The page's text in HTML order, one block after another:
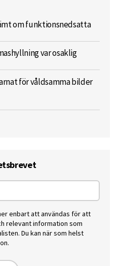
om funktionsnedsatta
var osaklig
för våldsamma bilder
enbart att användas för att
relevant information som
Du kan när som helst